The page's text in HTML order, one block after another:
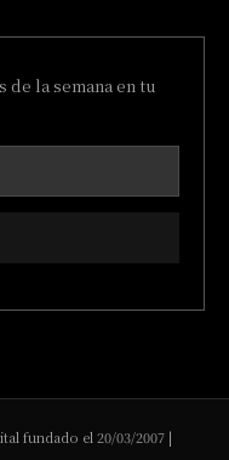
de la semana en tu
fundado el 20/03/2007 |